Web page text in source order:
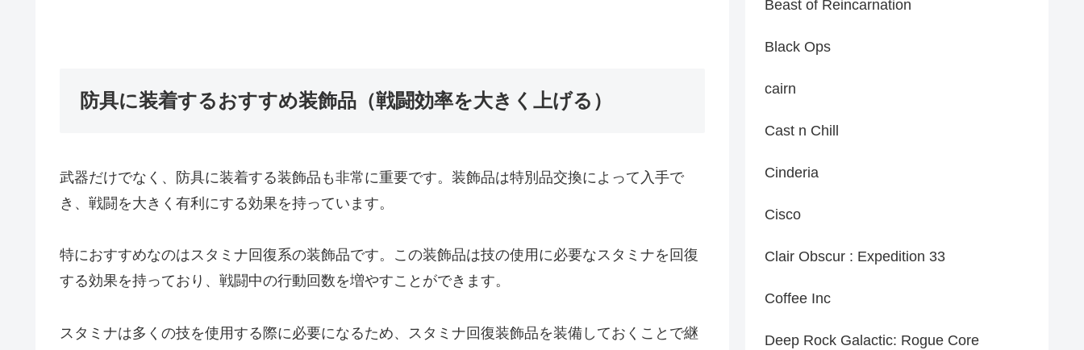
防具に装着するおすすめ装飾品（戦闘効率を大きく上げる）
武器だけでなく、防具に装着する装飾品も非常に重要です。装飾品は特別品交換によって入手で
き、戦闘を大きく有利にする効果を持っています。
特におすすめなのはスタミナ回復系の装飾品です。この装飾品は技の使用に必要なスタミナを回復
する効果を持っており、戦闘中の行動回数を増やすことができます。
スタミナは多くの技を使用する際に必要になるため、スタミナ回復装飾品を装備しておくことで継
Beast of Reincarnation
Black Ops
cairn
Cast n Chill
Cinderia
Cisco
Clair Obscur : Expedition 33
Coffee Inc
Deep Rock Galactic: Rogue Core